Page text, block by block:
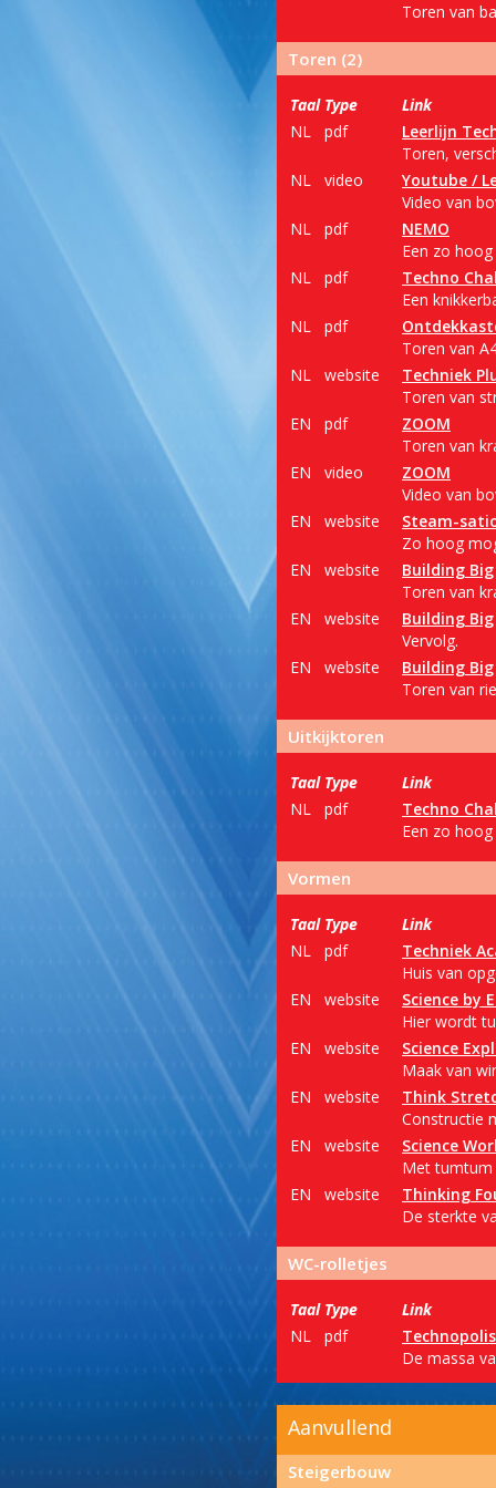
Toren van
Toren (2)
Taal Type
Link
NL
pdf
Leerlijn
Toren,
NL
video
Youtube /
Video van
NL
pdf
NEMO
Een zo
NL
pdf
Techno
Een
NL
pdf
Toren van
NL
website
Techniek
Toren van
EN
pdf
ZOOM
Toren van
EN
video
ZOOM
Video van
EN
website
Steam-
Zo hoog
EN
website
Building Big
Toren van
EN
website
Building Big
Vervolg.
EN
website
Building Big
Toren van
Uitkijktoren
Taal Type
Link
NL
pdf
Techno
Een zo
Vormen
Taal Type
Link
NL
pdf
Techniek
Huis van
EN
website
Science by
Hier wordt
EN
website
Science
Maak van
EN
website
Think
Constructie
EN
website
Science
Met tumtum
EN
website
Thinking
De sterkte
WC-rolletjes
Taal Type
Link
NL
pdf
Technopolis
De massa
Aanvullend
Steigerbouw